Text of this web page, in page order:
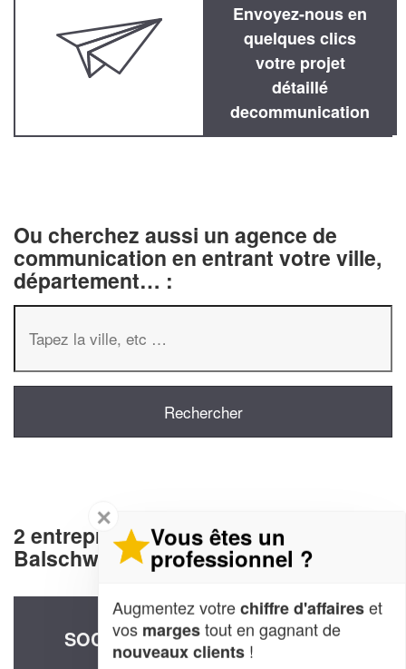
Envoyez-nous en
quelques clics
votre projet
détaillé
decommunication
Ou cherchez aussi un agence de
communication en entrant votre ville,
département… :
2 entreprises decommunication à
Balschwiller (68210)
SOCIÉTÉ ALIPOV ORLOV ALDIN
✕
Vous êtes un
professionnel ?
Augmentez votrechiffre d'affaireset
vos margestout en gagnant de
nouveaux clients !